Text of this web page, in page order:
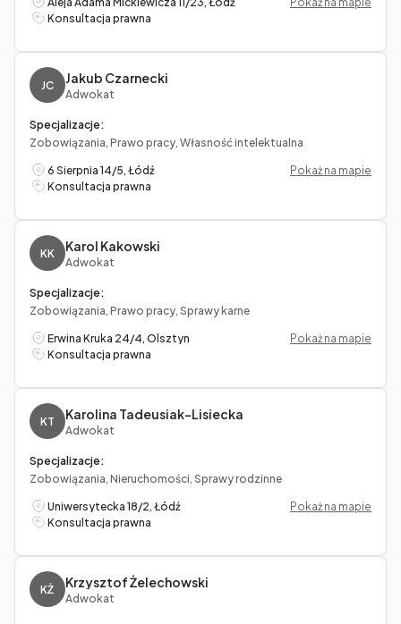
Konsultacja prawna
JC Jakub Czarnecki
Adwokat
Specjalizacje:
Zobowiązania, Prawo pracy, Własność intelektualna
6 Sierpnia 14/5, Łódź
Pokaż na mapie
Konsultacja prawna
KK Karol Kakowski
Adwokat
Specjalizacje:
Zobowiązania, Prawo pracy, Sprawy karne
Erwina Kruka 24/4, Olsztyn
Pokaż na mapie
Konsultacja prawna
KT Karolina Tadeusiak-Lisiecka
Adwokat
Specjalizacje:
Zobowiązania, Nieruchomości, Sprawy rodzinne
Uniwersytecka 18/2, Łódź
Pokaż na mapie
Konsultacja prawna
KŻ Krzysztof Żelechowski
Adwokat